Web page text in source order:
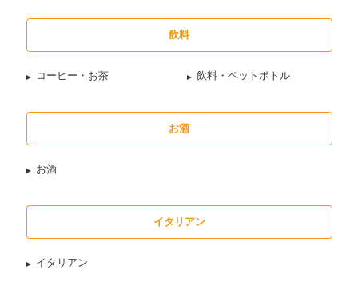
飲料
コーヒー・お茶 飲料・ペットボトル
お酒
お酒
イタリアン
イタリアン